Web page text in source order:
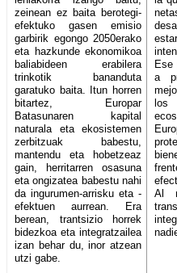
zeinean ez baita berotegi-
efektuko gasen emisio
garbirik egongo 2050erako
eta hazkunde ekonomikoa
baliabideen erabilera
trinkotik bananduta
garatuko baita. Itun horren
bitartez, Europar
Batasunaren kapital
naturala eta ekosistemen
zerbitzuak babestu,
mantendu eta hobetzeaz
gain, herritarren osasuna
eta ongizatea babestu nahi
da ingurumen-arrisku eta -
efektuen aurrean. Era
berean, trantsizio horrek
bidezkoa eta integratzailea
izan behar du, inor atzean
utzi gabe.
a
Al